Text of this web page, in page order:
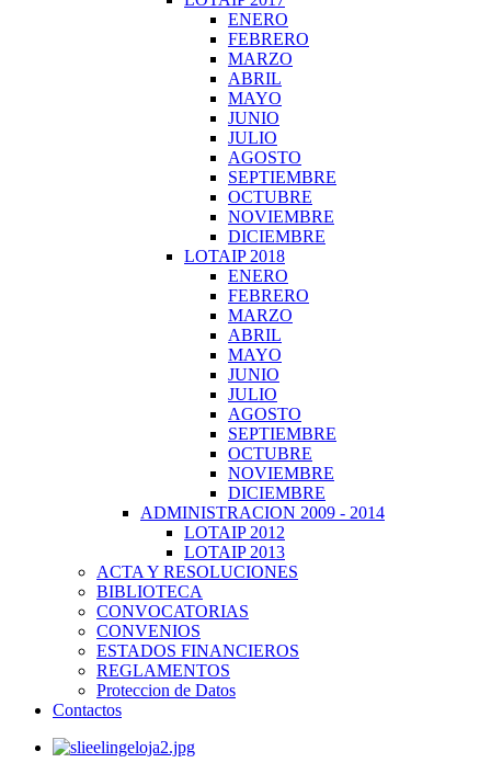
ENERO
FEBRERO
MARZO
ABRIL
MAYO
JUNIO
JULIO
AGOSTO
SEPTIEMBRE
OCTUBRE
NOVIEMBRE
DICIEMBRE
LOTAIP 2018
ENERO
FEBRERO
MARZO
ABRIL
MAYO
JUNIO
JULIO
AGOSTO
SEPTIEMBRE
OCTUBRE
NOVIEMBRE
DICIEMBRE
ADMINISTRACION 2009 - 2014
LOTAIP 2012
LOTAIP 2013
ACTA Y RESOLUCIONES
BIBLIOTECA
CONVOCATORIAS
CONVENIOS
ESTADOS FINANCIEROS
REGLAMENTOS
Proteccion de Datos
Contactos